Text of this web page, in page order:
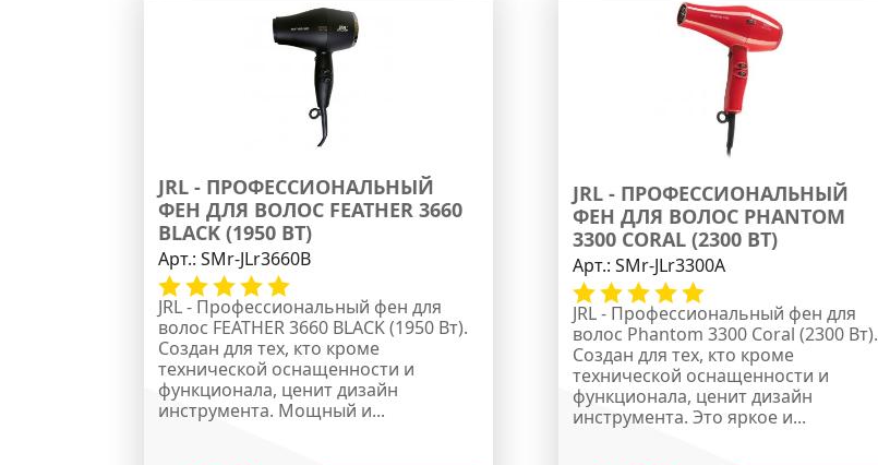
JRL - ПРОФЕССИОНАЛЬНЫЙ
ФЕН ДЛЯ ВОЛОС FEATHER 3660
BLACK (1950 ВТ)
Арт.:SMr-JLr3660B
JRL - Профессиональный фен для
волос FEATHER 3660 BLACK (1950 Вт).
Создан для тех, кто кроме
технической оснащенности и
функционала, ценит дизайн
инструмента. Мощный и...
JRL - ПРОФЕССИОНАЛЬНЫЙ
ФЕН ДЛЯ ВОЛОС PHANTOM
3300 CORAL (2300 ВТ)
Арт.:SMr-JLr3300А
JRL - Профессиональный фен для
волос Phantom 3300 Coral (2300 Вт).
Создан для тех, кто кроме
технической оснащенности и
функционала, ценит дизайн
инструмента. Это яркое и...